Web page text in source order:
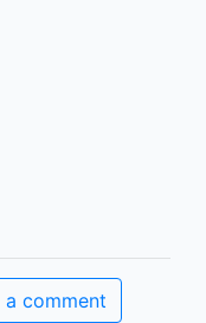
comment